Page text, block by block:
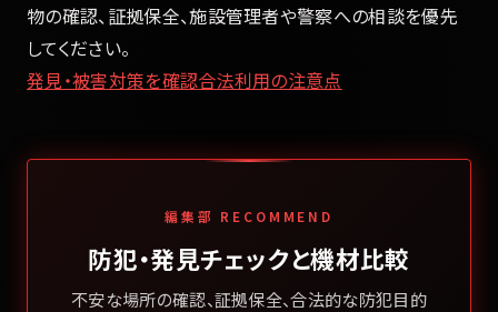
物の確認、証拠保全、施設管理者や警察への相談を優先
してください。
発見・被害対策を確認合法利用の注意点
編集部 RECOMMEND
防犯・発見チェックと機材比較
不安な場所の確認、証拠保全、合法的な防犯目的